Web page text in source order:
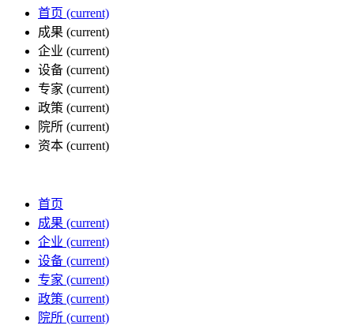
首页 (current)
成果 (current)
企业 (current)
设备 (current)
专家 (current)
政策 (current)
院所 (current)
资本 (current)
首页
成果 (current)
企业 (current)
设备 (current)
专家 (current)
政策 (current)
院所 (current)